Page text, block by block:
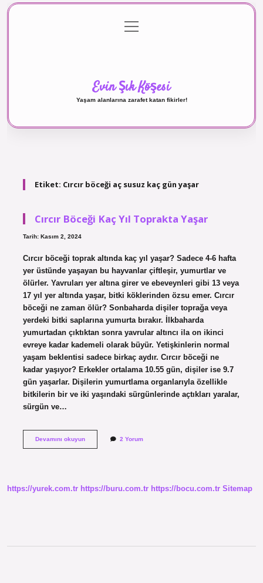
Gizlilik Politikası
menüyü
aç
Evin Şık Köşesi
Yaşam alanlarına zarafet katan fikirler!
Etiket: Cırcır böceği aç susuz kaç gün yaşar
Cırcır Böceği Kaç Yıl Toprakta Yaşar
Tarih: Kasım 2, 2024
Cırcır böceği toprak altında kaç yıl yaşar? Sadece 4-6 hafta
yer üstünde yaşayan bu hayvanlar çiftleşir, yumurtlar ve
ölürler. Yavruları yer altına girer ve ebeveynleri gibi 13 veya
17 yıl yer altında yaşar, bitki köklerinden özsu emer. Cırcır
böceği ne zaman ölür? Sonbaharda dişiler toprağa veya
yerdeki bitki saplarına yumurta bırakır. İlkbaharda
yumurtadan çıktıktan sonra yavrular altıncı ila on ikinci
evreye kadar kademeli olarak büyür. Yetişkinlerin normal
yaşam beklentisi sadece birkaç aydır. Cırcır böceği ne
kadar yaşıyor? Erkekler ortalama 10.55 gün, dişiler ise 9.7
gün yaşarlar. Dişilerin yumurtlama organlarıyla özellikle
bitkilerin bir ve iki yaşındaki sürgünlerinde açtıkları yaralar,
sürgün ve…
Devamını okuyunCırcır
2 Yorum
https://yurek.com.tr https://buru.com.tr https://bocu.com.tr Sitemap